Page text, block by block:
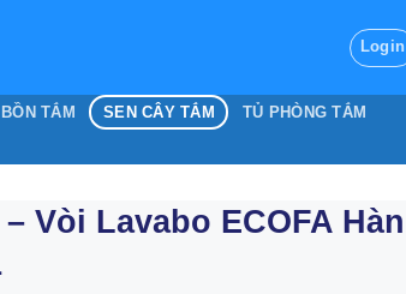
Login
BỒN TẮM SEN CÂY TẮM
TỦ PHÒNG TẮM
Vòi Lavabo ECOFA Hàn